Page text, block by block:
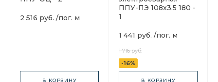
2 516 руб. /пог. м
В КОРЗИНУ
ППУ-ПЭ 108x3,5 180 -
1
1 441 руб. /пог. м
1 716 руб.
-16%
В КОРЗИНУ